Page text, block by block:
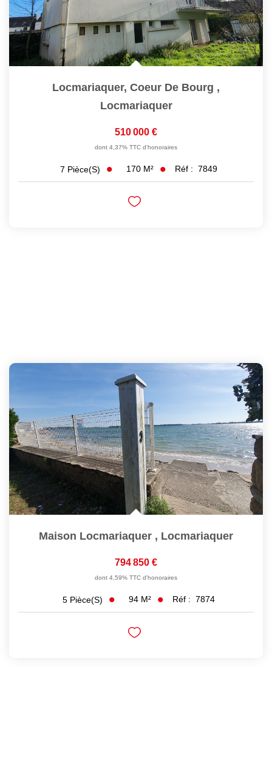
Locmariaquer, Coeur De Bourg ,
Locmariaquer
510 000 €
dont 4,37% TTC d'honoraires
7 Pièce(s) 170 M² Réf : 7849
Maison Locmariaquer , Locmariaquer
794 850 €
dont 4,59% TTC d'honoraires
5 Pièce(s) 94 M² Réf : 7874